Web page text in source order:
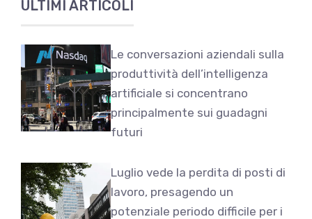
ULTIMI ARTICOLI
Le conversazioni aziendali sulla
produttività dell’intelligenza
artificiale si concentrano
principalmente sui guadagni
futuri
Luglio vede la perdita di posti di
lavoro, presagendo un
potenziale periodo difficile per i